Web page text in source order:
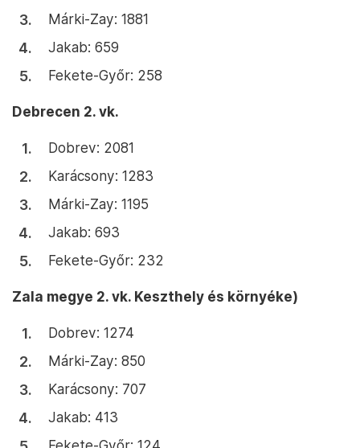
Márki-Zay: 1881
Jakab: 659
Fekete-Győr: 258
Debrecen 2. vk.
Dobrev: 2081
Karácsony: 1283
Márki-Zay: 1195
Jakab: 693
Fekete-Győr: 232
Zala megye 2. vk. Keszthely és környéke)
Dobrev: 1274
Márki-Zay: 850
Karácsony: 707
Jakab: 413